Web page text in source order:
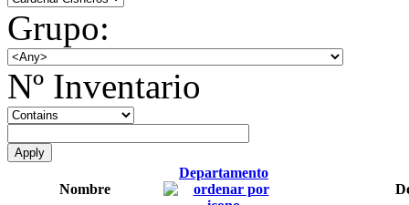
Grupo:
Nº Inventario
Nombre
Departamento